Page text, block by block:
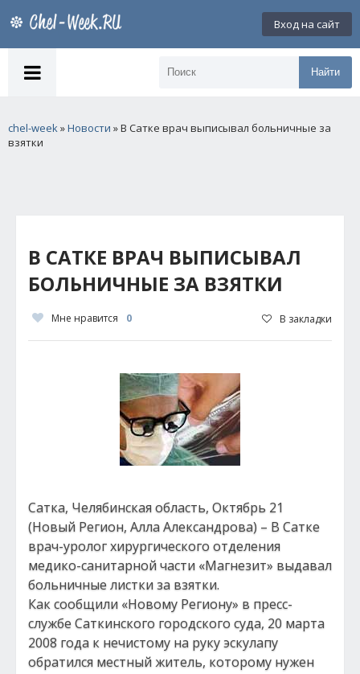
Вход на сайт
Найти
chel-week»Новости » В Сатке врач выписывал больничные за
взятки
В САТКЕ ВРАЧ ВЫПИСЫВАЛ
БОЛЬНИЧНЫЕ ЗА ВЗЯТКИ
Мне нравится 0 В закладки
Сатка, Челябинская область, Октябрь 21
(Новый Регион, Алла Александрова) – В Сатке
врач-уролог хирургического отделения
медико-санитарной части «Магнезит» выдавал
больничные листки за взятки.
Как сообщили «Новому Региону» в пресс-
службе Саткинского городского суда, 20 марта
2008 года к нечистому на руку эскулапу
обратился местный житель, которому нужен